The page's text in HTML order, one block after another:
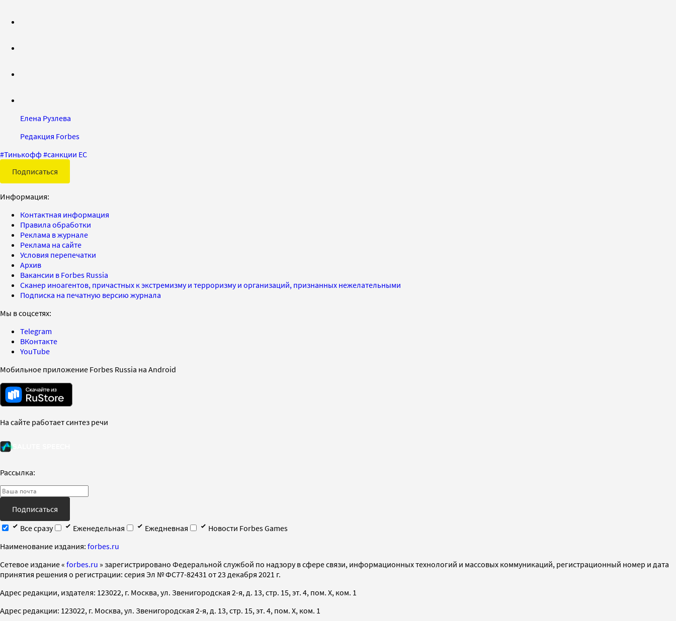
Елена Рузлева
Редакция Forbes
#Тинькофф #санкции ЕС
Подписаться
Информация:
Контактная информация
Правила обработки
Реклама в журнале
Реклама на сайте
Условия перепечатки
Архив
Вакансии в Forbes Russia
Сканер иноагентов, причастных к экстремизму и терроризму и организаций, признанных нежелательными
Подписка на печатную версию журнала
Мы в соцсетях:
Telegram
ВКонтакте
YouTube
Мобильное приложение Forbes Russia на Android
На сайте работает синтез речи
Рассылка:
Подписаться
Все сразу
Еженедельная Ежедневная
Новости Forbes Games
Наименование издания: forbes.ru
Cетевое издание « forbes.ru » зарегистрировано Федеральной службой по надзору в сфере связи, информационных технологий и массовых коммуникаций, регистрационный номер и дата
принятия решения о регистрации: серия Эл № ФС77-82431 от 23 декабря 2021 г.
Адрес редакции, издателя: 123022, г. Москва, ул. Звенигородская 2-я, д. 13, стр. 15, эт. 4, пом. X, ком. 1
Адрес редакции: 123022, г. Москва, ул. Звенигородская 2-я, д. 13, стр. 15, эт. 4, пом. X, ком. 1